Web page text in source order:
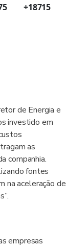
+18715
de Energia e
investido em
as
companhia.
fontes
na aceleração de
empresas